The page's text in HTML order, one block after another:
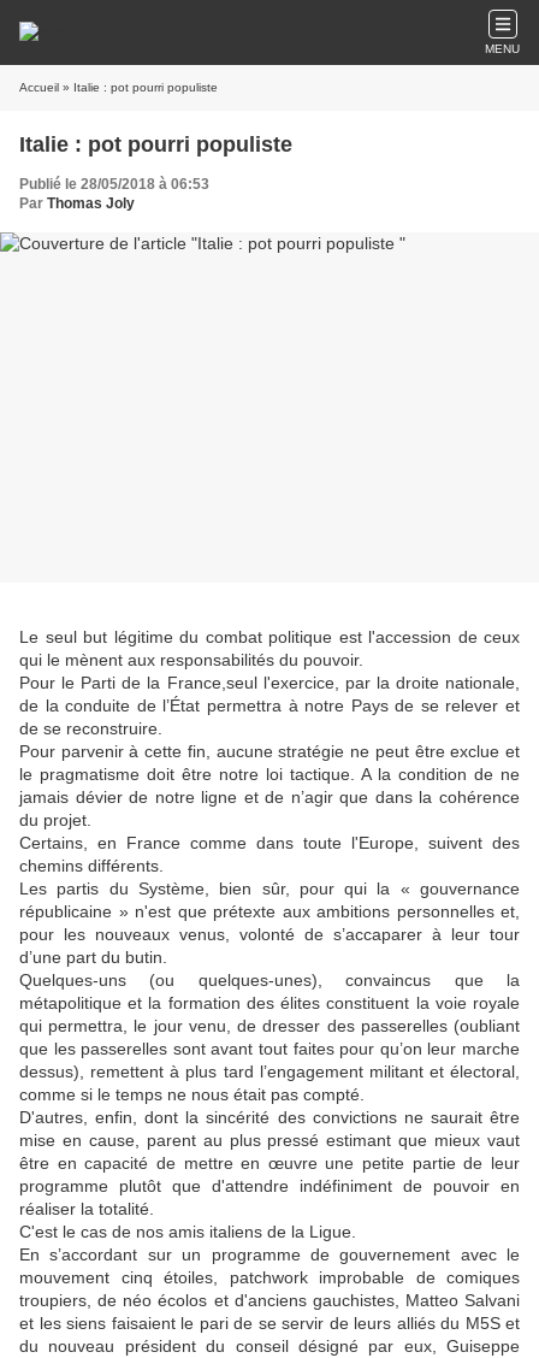
MENU
Accueil » Italie : pot pourri populiste
Italie : pot pourri populiste
Publié le 28/05/2018 à 06:53
Par Thomas Joly
Le seul but légitime du combat politique est l'accession de ceux
qui le mènent aux responsabilités du pouvoir.
Pour le Parti de la France,seul l'exercice, par la droite nationale,
de la conduite de l’État permettra à notre Pays de se relever et
de se reconstruire.
Pour parvenir à cette fin, aucune stratégie ne peut être exclue et
le pragmatisme doit être notre loi tactique. A la condition de ne
jamais dévier de notre ligne et de n’agir que dans la cohérence
du projet.
Certains, en France comme dans toute l'Europe, suivent des
chemins différents.
Les partis du Système, bien sûr, pour qui la « gouvernance
républicaine » n'est que prétexte aux ambitions personnelles et,
pour les nouveaux venus, volonté de s’accaparer à leur tour
d’une part du butin.
Quelques-uns (ou quelques-unes), convaincus que la
métapolitique et la formation des élites constituent la voie royale
qui permettra, le jour venu, de dresser des passerelles (oubliant
que les passerelles sont avant tout faites pour qu’on leur marche
dessus), remettent à plus tard l’engagement militant et électoral,
comme si le temps ne nous était pas compté.
D'autres, enfin, dont la sincérité des convictions ne saurait être
mise en cause, parent au plus pressé estimant que mieux vaut
être en capacité de mettre en œuvre une petite partie de leur
programme plutôt que d'attendre indéfiniment de pouvoir en
réaliser la totalité.
C'est le cas de nos amis italiens de la Ligue.
En s’accordant sur un programme de gouvernement avec le
mouvement cinq étoiles, patchwork improbable de comiques
troupiers, de néo écolos et d'anciens gauchistes, Matteo Salvani
et les siens faisaient le pari de se servir de leurs alliés du M5S et
du nouveau président du conseil désigné par eux, Guiseppe